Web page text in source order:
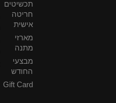
תכשיטים
חריטה
אישית
מארזי
מתנה
מבצעי
החודש
Gift Card